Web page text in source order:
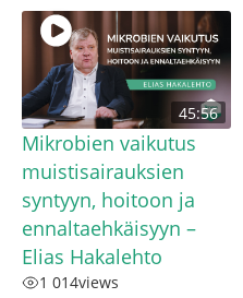
45:56
Mikrobien vaikutus
muistisairauksien
syntyyn, hoitoon ja
ennaltaehkäisyyn –
Elias Hakalehto
1 014views